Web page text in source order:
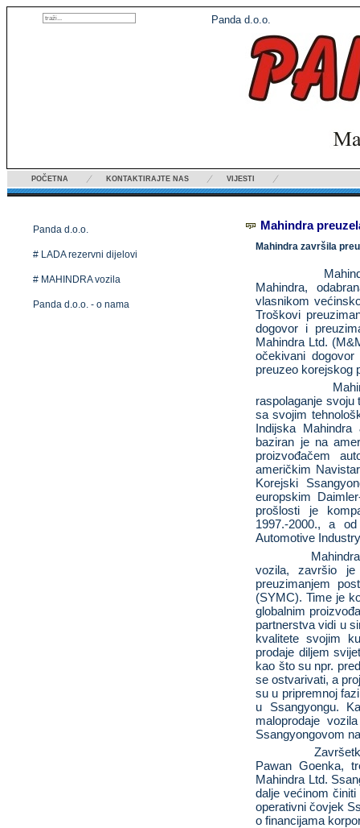
Panda d.o.o.
Panda d.o.o.
# LADA rezervni dijelovi
# MAHINDRA vozila
Panda d.o.o. - o nama
Mahindra
Mahindra završila
Mahindra,
vlasnikom
Troškovi
dogovor i
Mahindra Ltd.
očekivani
preuzeo korejskog
raspolaganje svoju
sa svojim
Indijska
baziran je na
proizvođačem
američkim
Korejski
europskim
prošlosti je
1997.-2000., a
Automotive
vozila, završio
preuzimanjem
(SYMC). Time je
globalnim
partnerstva vidi u
kvalitete svojim
prodaje diljem
kao što su npr.
se ostvarivati, a
su u pripremnoj
u Ssangyongu.
maloprodaje
Ssangyongovom
Pawan Goenka,
Mahindra Ltd.
dalje većinom
operativni čovjek
o financijama
POČETNA KONTAKTIRAJTE NAS VIJESTI